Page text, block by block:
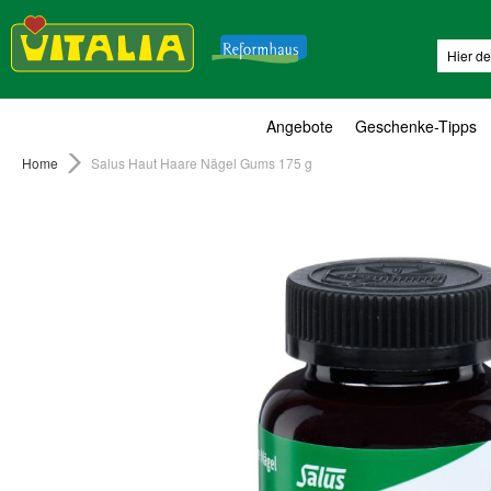
Angebote Geschenke-Tipps
Home Salus Haut Haare Nägel Gums 175 g